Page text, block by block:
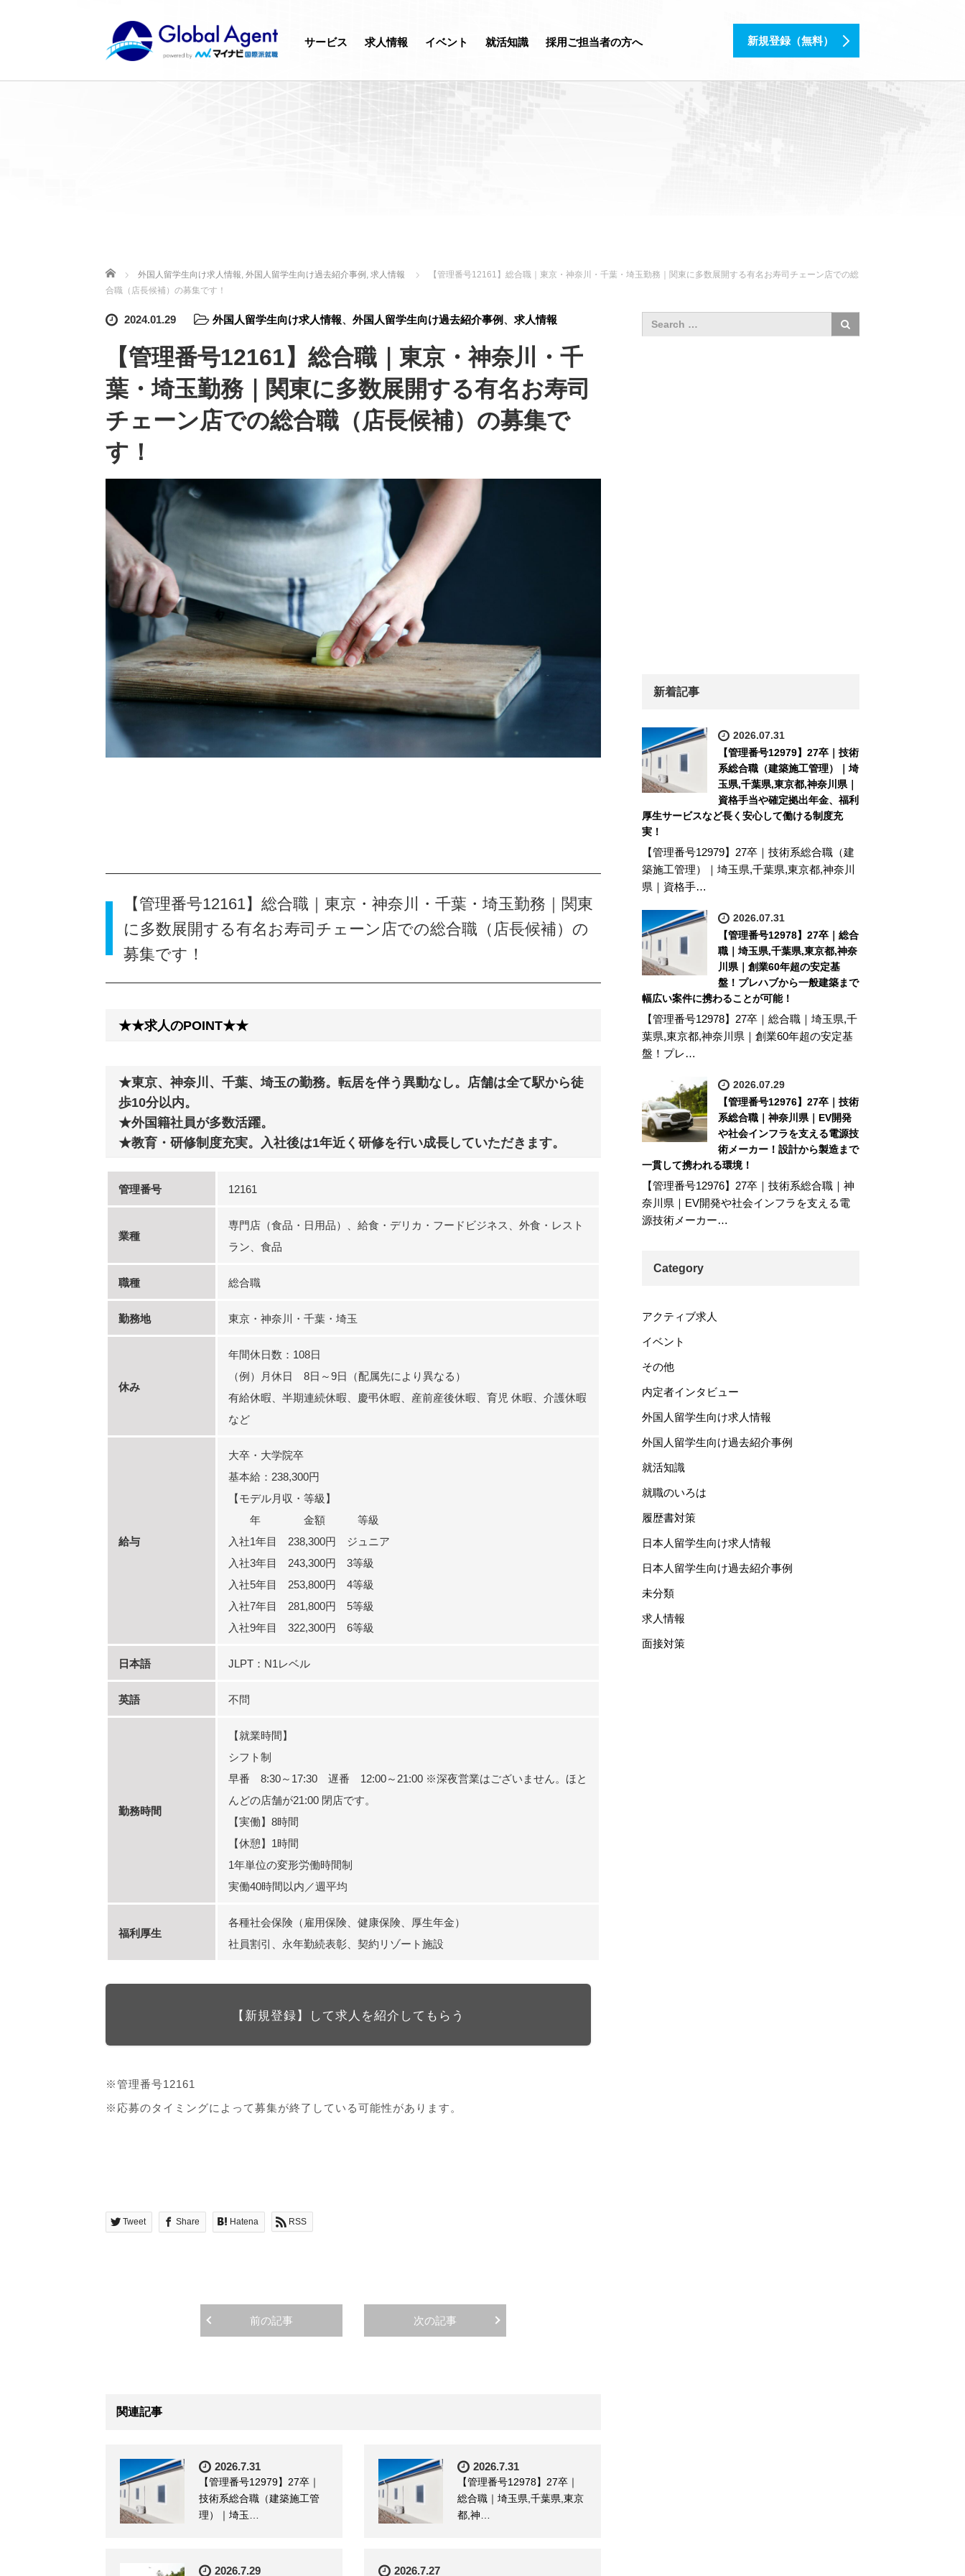
サービス 求人情報 イベント 就活知識 採用ご担当者の方へ 新規登録（無料）
ホーム 外国人留学生向け求人情報, 外国人留学生向け過去紹介事例 , 求人情報
【管理番号12161】総合職｜東京・神奈川・千葉・埼玉勤務｜関東に多数展開する有名お寿司チェーン店での総
合職（店長候補）の募集です！
2024.01.29 外国人留学生向け求人情報、 外国人留学生向け過去紹介事例、 求人情報
【管理番号12161】総合職｜東京・神奈川・千
葉・埼玉勤務｜関東に多数展開する有名お寿司
チェーン店での総合職（店長候補）の募集で
す！
【管理番号12161】総合職｜東京・神奈川・千葉・埼玉勤務｜関東
に多数展開する有名お寿司チェーン店での総合職（店長候補）の
募集です！
★★求人のPOINT★★
★東京、神奈川、千葉、埼玉の勤務。転居を伴う異動なし。店舗は全て駅から徒
歩10分以内。
★外国籍社員が多数活躍。
★教育・研修制度充実。入社後は1年近く研修を行い成長していただきます。
管理番号 12161
業種
専門店（食品・日用品）、給食・デリカ・フードビジネス、外食・レスト
ラン、食品
職種 総合職
勤務地 東京・神奈川・千葉・埼玉
休み
年間休日数：108日
（例）月休日 8日～9日（配属先により異なる）
有給休暇、半期連続休暇、慶弔休暇、産前産後休暇、育児 休暇、介護休暇
など
給与
大卒・大学院卒
基本給：238,300円
【モデル月収・等級】
年 金額 等級
入社1年目 238,300円 ジュニア
入社3年目 243,300円 3等級
入社5年目 253,800円 4等級
入社7年目 281,800円 5等級
入社9年目 322,300円 6等級
日本語 JLPT：N1レベル
英語 不問
勤務時間
【就業時間】
シフト制
早番 8:30～17:30 遅番 12:00～21:00 ※深夜営業はございません。ほと
んどの店舗が21:00 閉店です。
【実働】8時間
【休憩】1時間
1年単位の変形労働時間制
実働40時間以内／週平均
福利厚生
各種社会保険（雇用保険、健康保険、厚生年金）
社員割引、永年勤続表彰、契約リゾート施設
【新規登録】して求人を紹介してもらう
※管理番号12161
※応募のタイミングによって募集が終了している可能性があります。
Tweet Share Hatena RSS
前の記事 次の記事
関連記事
2026.7.31
【管理番号12979】27卒｜
技術系総合職（建築施工管
理）｜埼玉…
2026.7.31
【管理番号12978】27卒｜
総合職｜埼玉県,千葉県,東京
都,神…
2026.7.29 2026.7.27
新着記事
2026.07.31
【管理番号12979】27卒｜技術
系総合職（建築施工管理）｜埼
玉県,千葉県,東京都,神奈川県｜
資格手当や確定拠出年金、福利
厚生サービスなど長く安心して働ける制度充
実！
【管理番号12979】27卒｜技術系総合職（建
築施工管理）｜埼玉県,千葉県,東京都,神奈川
県｜資格手…
2026.07.31
【管理番号12978】27卒｜総合
職｜埼玉県,千葉県,東京都,神奈
川県｜創業60年超の安定基
盤！プレハブから一般建築まで
幅広い案件に携わることが可能！
【管理番号12978】27卒｜総合職｜埼玉県,千
葉県,東京都,神奈川県｜創業60年超の安定基
盤！プレ…
2026.07.29
【管理番号12976】27卒｜技術
系総合職｜神奈川県｜EV開発
や社会インフラを支える電源技
術メーカー！設計から製造まで
一貫して携われる環境！
【管理番号12976】27卒｜技術系総合職｜神
奈川県｜EV開発や社会インフラを支える電
源技術メーカー…
Category
アクティブ求人
イベント
その他
内定者インタビュー
外国人留学生向け求人情報
外国人留学生向け過去紹介事例
就活知識
就職のいろは
履歴書対策
日本人留学生向け求人情報
日本人留学生向け過去紹介事例
未分類
求人情報
面接対策